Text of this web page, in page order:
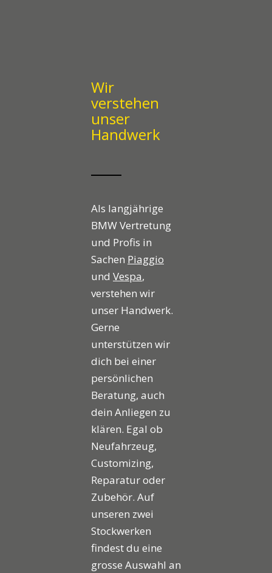
Wir
verstehen
unser
Handwerk
Als langjährige
BMW Vertretung
und Profis in
Sachen Piaggio
und Vespa,
verstehen wir
unser Handwerk.
Gerne
unterstützen wir
dich bei einer
persönlichen
Beratung, auch
dein Anliegen zu
klären. Egal ob
Neufahrzeug,
Customizing,
Reparatur oder
Zubehör. Auf
unseren zwei
Stockwerken
findest du eine
grosse Auswahl an